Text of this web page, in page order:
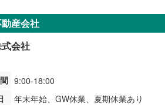
産会社
会社
9:00-18:00
年末年始、GW休業、夏期休業あり